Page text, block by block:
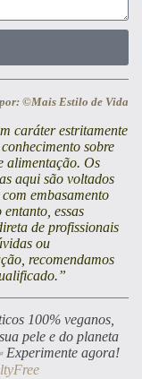
©Mais Estilo de Vida
caráter estritamente
sobre
alimentação. Os
aqui são voltados
embasamento
essas
de profissionais
ou
recomendamos
100% veganos,
pele e do planeta
Experimente agora!